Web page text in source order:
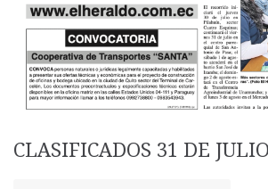
CLASIFICADOS 31 DE